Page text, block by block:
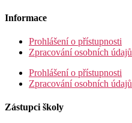
Informace
Prohlášení o přístupnosti
Zpracování osobních údajů
Prohlášení o přístupnosti
Zpracování osobních údajů
Zástupci školy